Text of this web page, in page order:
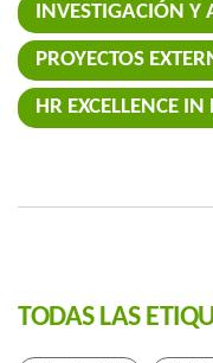
INVESTIGACIÓN Y
PROYECTOS
HR EXCELLENCE IN
TODAS LAS